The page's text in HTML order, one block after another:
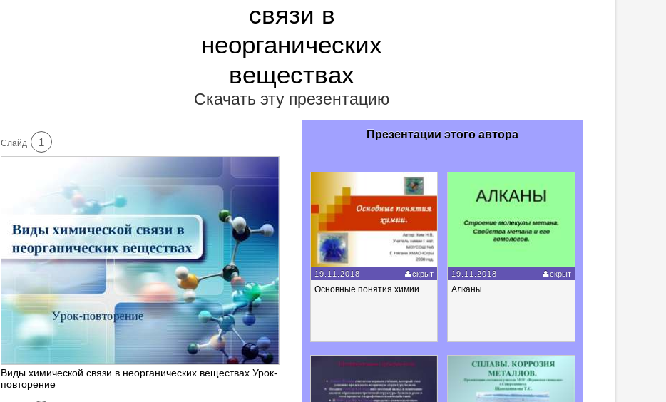
связи в
неорганических
веществах
Скачать эту презентацию
Cлайд 1
Виды химической связи в неорганических веществах Урок-
повторение
Презентации этого автора
19.11.2018 скрыт
Основные понятия химии
19.11.2018 скрыт
Алканы